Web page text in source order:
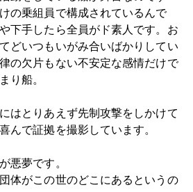
の乗組員で構成されているんで
下手したら全員がド素人です。お
どいつもいがみ合いばかりしてい
の欠片もない不安定な感情だけで
り船。
はとりあえず先制攻撃をしかけて
んで証拠を撮影しています。
悪夢です。
体がこの世のどこにあるというの